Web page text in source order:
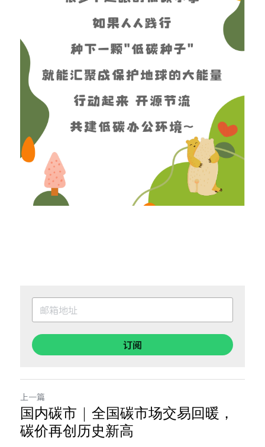
订阅
上一篇
国内碳市 | 全国碳市场交易回暖，
碳价再创历史新高